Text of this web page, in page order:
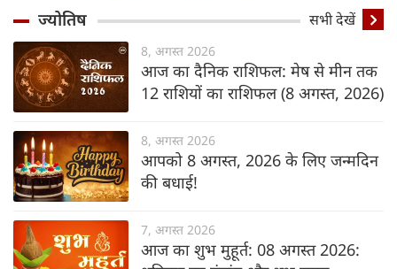
ज्योतिष सभी देखें
8, अगस्त 2026
आज का दैनिक राशिफल: मेष से मीन तक
12 राशियों का राशिफल (8 अगस्‍त, 2026)
8, अगस्त 2026
आपको 8 अगस्त, 2026 के लिए जन्मदिन
की बधाई!
7, अगस्त 2026
आज का शुभ मुहूर्त: 08 अगस्‍त 2026: